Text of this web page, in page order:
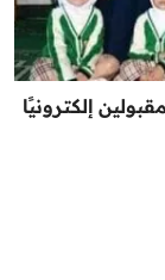
غدًا إعلان المقبولين إلكترونيًا